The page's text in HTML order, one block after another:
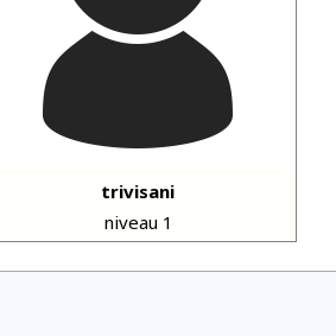
trivisani
niveau 1